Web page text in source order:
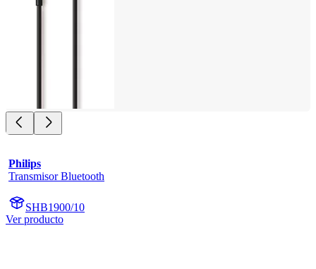
Philips
Transmisor Bluetooth
SHB1900/10
Ver producto